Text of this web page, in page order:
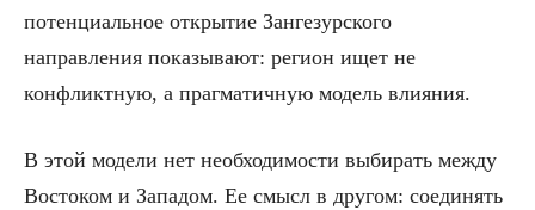
потенциальное открытие Зангезурского
направления показывают: регион ищет не
конфликтную, а прагматичную модель влияния.
В этой модели нет необходимости выбирать между
Востоком и Западом. Ее смысл в другом: соединять